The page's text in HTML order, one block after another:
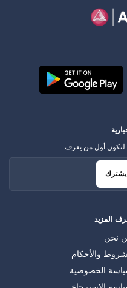
المزيد
نحن
والأحكام
الخصوصية
لتكون أول من يعرف
يشترك